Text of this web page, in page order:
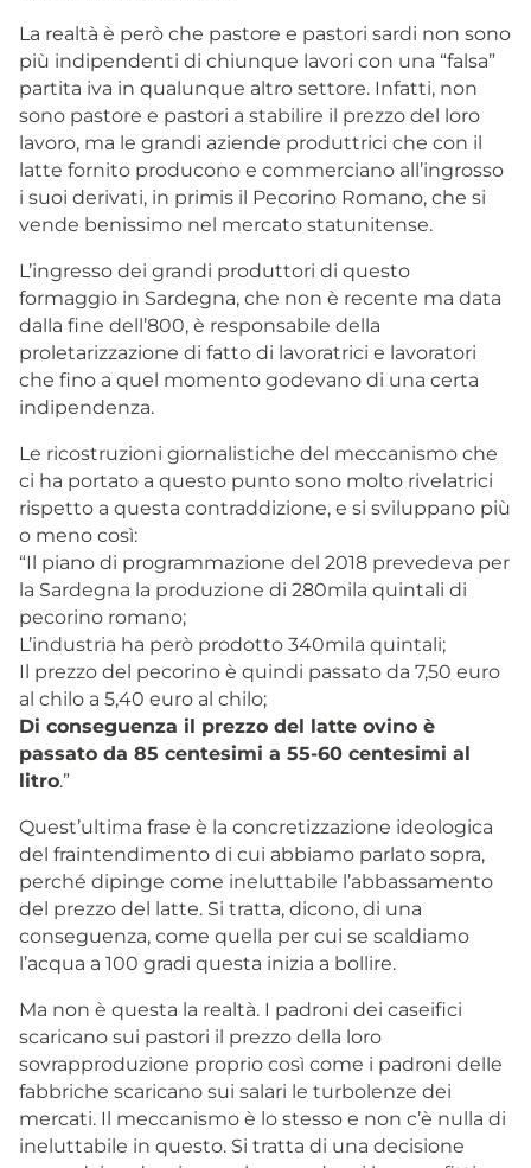
La realtà è però che pastore e pastori sardi non sono
più indipendenti di chiunque lavori con una “falsa”
partita iva in qualunque altro settore. Infatti, non
sono pastore e pastori a stabilire il prezzo del loro
lavoro, ma le grandi aziende produttrici che con il
latte fornito producono e commerciano all’ingrosso
i suoi derivati, in primis il Pecorino Romano, che si
vende benissimo nel mercato statunitense.
L’ingresso dei grandi produttori di questo
formaggio in Sardegna, che non è recente ma data
dalla fine dell’800, è responsabile della
proletarizzazione di fatto di lavoratrici e lavoratori
che fino a quel momento godevano di una certa
indipendenza.
Le ricostruzioni giornalistiche del meccanismo che
ci ha portato a questo punto sono molto rivelatrici
rispetto a questa contraddizione, e si sviluppano più
o meno così:
“Il piano di programmazione del 2018 prevedeva per
la Sardegna la produzione di 280mila quintali di
pecorino romano;
L’industria ha però prodotto 340mila quintali;
Il prezzo del pecorino è quindi passato da 7,50 euro
al chilo a 5,40 euro al chilo;
Di conseguenza il prezzo del latte ovino è
passato da 85 centesimi a 55-60 centesimi al
litro.”
Quest’ultima frase è la concretizzazione ideologica
del fraintendimento di cui abbiamo parlato sopra,
perché dipinge come ineluttabile l’abbassamento
del prezzo del latte. Si tratta, dicono, di una
conseguenza, come quella per cui se scaldiamo
l’acqua a 100 gradi questa inizia a bollire.
Ma non è questa la realtà. I padroni dei caseifici
scaricano sui pastori il prezzo della loro
sovrapproduzione proprio così come i padroni delle
fabbriche scaricano sui salari le turbolenze dei
mercati. Il meccanismo è lo stesso e non c’è nulla di
ineluttabile in questo. Si tratta di una decisione